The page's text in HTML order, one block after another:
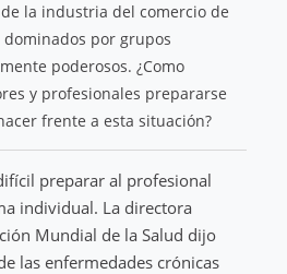
la industria del comercio de
por grupos
poderosos. ¿Como
y profesionales prepararse
frente a esta situación?
preparar al profesional
individual. La directora
Mundial de la Salud dijo
las enfermedades crónicas